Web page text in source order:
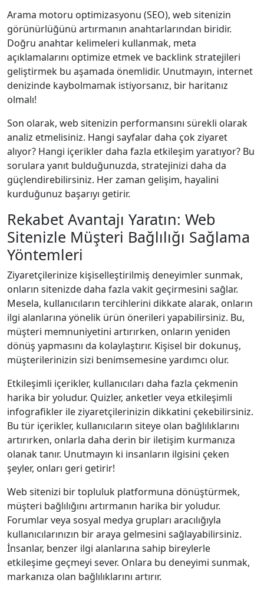
Arama motoru optimizasyonu (SEO), web sitenizin
görünürlüğünü artırmanın anahtarlarından biridir.
Doğru anahtar kelimeleri kullanmak, meta
açıklamalarını optimize etmek ve backlink stratejileri
geliştirmek bu aşamada önemlidir. Unutmayın, internet
denizinde kaybolmamak istiyorsanız, bir haritanız
olmalı!
Son olarak, web sitenizin performansını sürekli olarak
analiz etmelisiniz. Hangi sayfalar daha çok ziyaret
alıyor? Hangi içerikler daha fazla etkileşim yaratıyor? Bu
sorulara yanıt bulduğunuzda, stratejinizi daha da
güçlendirebilirsiniz. Her zaman gelişim, hayalini
kurduğunuz başarıyı getirir.
Rekabet Avantajı Yaratın: Web
Sitenizle Müşteri Bağlılığı Sağlama
Yöntemleri
Ziyaretçilerinize kişiselleştirilmiş deneyimler sunmak,
onların sitenizde daha fazla vakit geçirmesini sağlar.
Mesela, kullanıcıların tercihlerini dikkate alarak, onların
ilgi alanlarına yönelik ürün önerileri yapabilirsiniz. Bu,
müşteri memnuniyetini artırırken, onların yeniden
dönüş yapmasını da kolaylaştırır. Kişisel bir dokunuş,
müşterilerinizin sizi benimsemesine yardımcı olur.
Etkileşimli içerikler, kullanıcıları daha fazla çekmenin
harika bir yoludur. Quizler, anketler veya etkileşimli
infografikler ile ziyaretçilerinizin dikkatini çekebilirsiniz.
Bu tür içerikler, kullanıcıların siteye olan bağlılıklarını
artırırken, onlarla daha derin bir iletişim kurmanıza
olanak tanır. Unutmayın ki insanların ilgisini çeken
şeyler, onları geri getirir!
Web sitenizi bir topluluk platformuna dönüştürmek,
müşteri bağlılığını artırmanın harika bir yoludur.
Forumlar veya sosyal medya grupları aracılığıyla
kullanıcılarınızın bir araya gelmesini sağlayabilirsiniz.
İnsanlar, benzer ilgi alanlarına sahip bireylerle
etkileşime geçmeyi sever. Onlara bu deneyimi sunmak,
markanıza olan bağlılıklarını artırır.